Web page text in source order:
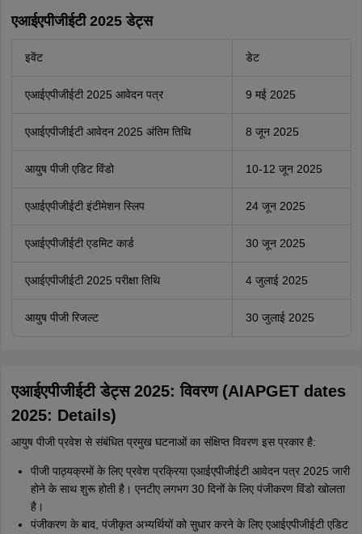
एआईएपीजीईटी 2025 डेट्स
इवेंट डेट
एआईएपीजीईटी 2025 आवेदन पत्र 9 मई 2025
एआईएपीजीईटी आवेदन 2025 अंतिम तिथि 8 जून 2025
आयुष पीजी एडिट विंडो 10-12 जून 2025
एआईएपीजीईटी इंटीमेशन स्लिप 24 जून 2025
एआईएपीजीईटी एडमिट कार्ड 30 जून 2025
एआईएपीजीईटी 2025 परीक्षा तिथि 4 जुलाई 2025
आयुष पीजी रिजल्ट 30 जुलाई 2025
एआईएपीजीईटी डेट्स 2025: विवरण (AIAPGET dates
2025: Details)
आयुष पीजी प्रवेश से संबंधित प्रमुख घटनाओं का संक्षिप्त विवरण इस प्रकार है:
पीजी पाठ्यक्रमों के लिए प्रवेश प्रक्रिया एआईएपीजीईटी आवेदन पत्र 2025 जारी
होने के साथ शुरू होती है। एनटीए लगभग 30 दिनों के लिए पंजीकरण विंडो खोलता
है।
पंजीकरण के बाद, पंजीकृत अभ्यर्थियों को सुधार करने के लिए एआईएपीजीईटी एडिट